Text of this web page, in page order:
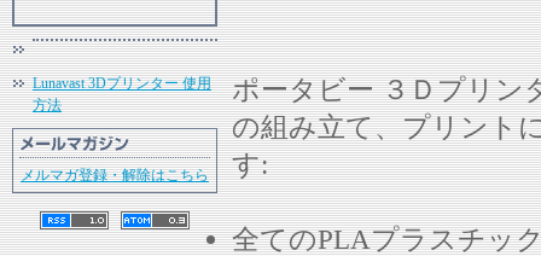
Lunavast 3Dプリンター 使用
方法
メルマガ登録・解除はこちら
ポータビー ３Ｄプリン
の組み立て、プリント
す:
全てのPLAプラスチッ